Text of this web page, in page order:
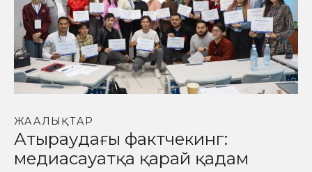
ЖАҢАЛЫҚТАР
Атыраудағы фактчекинг:
медиасауатқа қарай қадам